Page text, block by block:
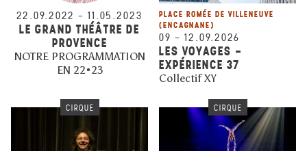
22.09.2022 – 11.05.2023
LE GRAND THÉÂTRE DE
PROVENCE
NOTRE PROGRAMMATION
EN 22•23
PLACE ROMÉE DE VILLENEUVE
(ENCAGNANE)
09 – 12.09.2026
LES VOYAGES -
EXPÉRIENCE 37
Collectif XY
CIRQUE CIRQUE